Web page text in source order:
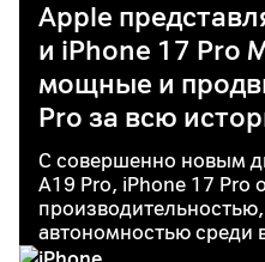
Apple
и iPhone 17 Pro
мощные и
Pro за всю
С совершенно новым
A19 Pro, iPhone 17 Pro
автономностью среди